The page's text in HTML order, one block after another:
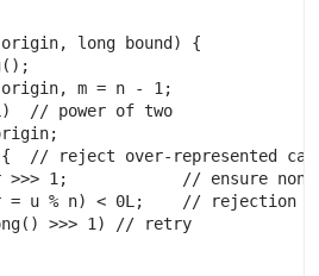
origin, long bound) {
m = n - 1;
// power of two
// reject over-represented
>>> 1;            // ensure
= u % n) < 0L;    // rejection
>>> 1) // retry